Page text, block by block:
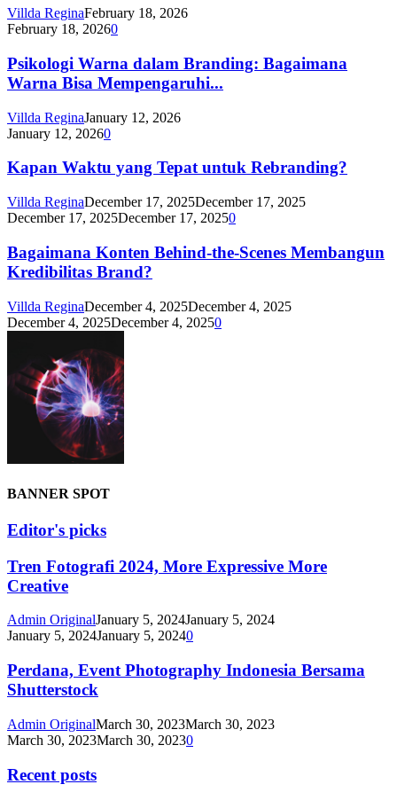
Villda ReginaFebruary 18, 2026
February 18, 20260
Psikologi Warna dalam Branding: Bagaimana
Warna Bisa Mempengaruhi...
Villda ReginaJanuary 12, 2026
January 12, 20260
Kapan Waktu yang Tepat untuk Rebranding?
Villda ReginaDecember 17, 2025December 17, 2025
December 17, 2025December 17, 20250
Bagaimana Konten Behind-the-Scenes Membangun
Kredibilitas Brand?
Villda ReginaDecember 4, 2025December 4, 2025
December 4, 2025December 4, 20250
BANNER SPOT
Editor's picks
Tren Fotografi 2024, More Expressive More
Creative
Admin OriginalJanuary 5, 2024January 5, 2024
January 5, 2024January 5, 20240
Perdana, Event Photography Indonesia Bersama
Shutterstock
Admin OriginalMarch 30, 2023March 30, 2023
March 30, 2023March 30, 20230
Recent posts